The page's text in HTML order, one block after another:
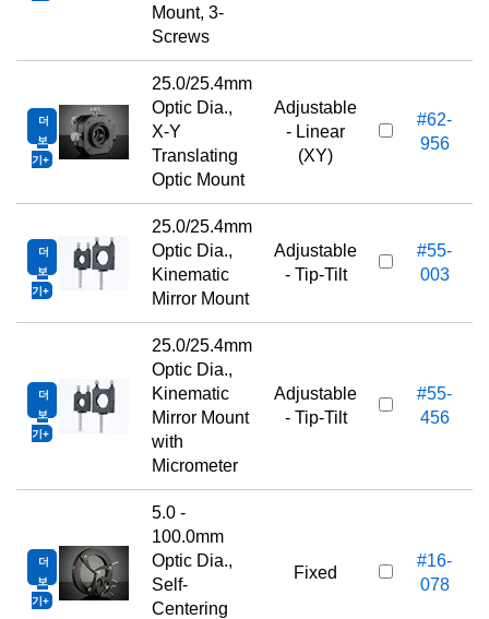
Mount, 3-
Screws
더
보
기
25.0/25.4mm
Optic Dia.,
X-Y
Translating
Optic Mount
Adjustable
- Linear
(XY)
#62-
956
더
보
기
25.0/25.4mm
Optic Dia.,
Kinematic
Mirror Mount
Adjustable
- Tip-Tilt
#55-
003
더
보
기
25.0/25.4mm
Optic Dia.,
Kinematic
Mirror Mount
with
Micrometer
Adjustable
- Tip-Tilt
#55-
456
더
보
기
5.0 -
100.0mm
Optic Dia.,
Self-
Centering
Fixed
#16-
078